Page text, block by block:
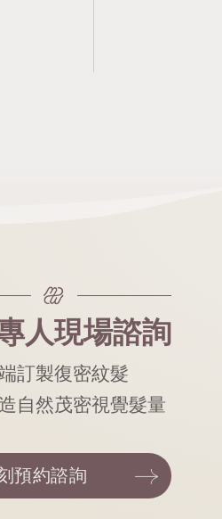
人現場諮詢
訂製復密紋髮
自然茂密視覺髮量
預約諮詢